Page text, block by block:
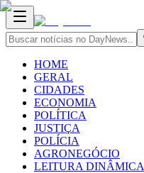
HOME
GERAL
CIDADES
ECONOMIA
POLÍTICA
JUSTIÇA
POLÍCIA
AGRONEGÓCIO
LEITURA DINÂMICA